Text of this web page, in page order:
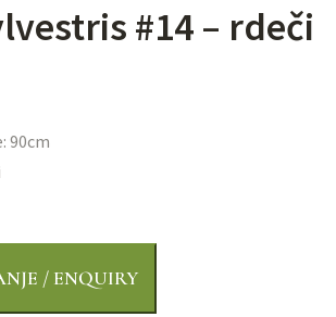
#14 – rdeči
90cm